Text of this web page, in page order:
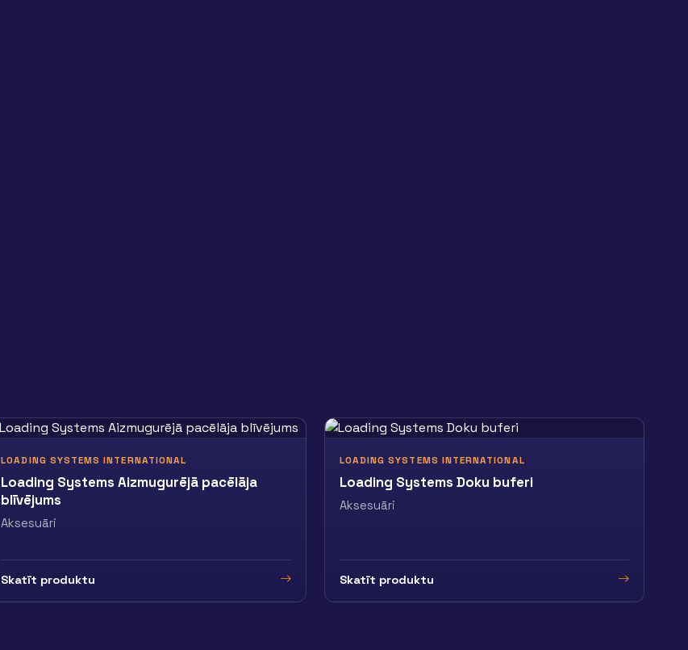
LOADING SYSTEMS INTERNATIONAL
Loading Systems Aizmugurējā pacēlāja
blīvējums
Aksesuāri
Skatīt produktu
LOADING SYSTEMS INTERNATIONAL
Loading Systems Doku buferi
Aksesuāri
Skatīt produktu